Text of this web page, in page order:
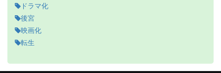
ドラマ化
後宮
映画化
転生